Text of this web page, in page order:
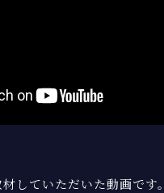
していただいた動画です。